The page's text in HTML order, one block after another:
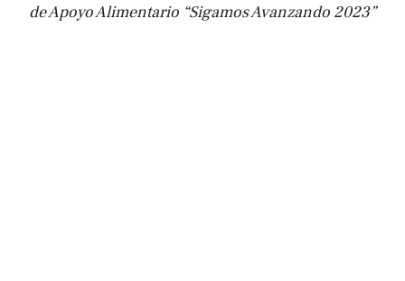
de Apoyo Alimentario “Sigamos Avanzando 2023”